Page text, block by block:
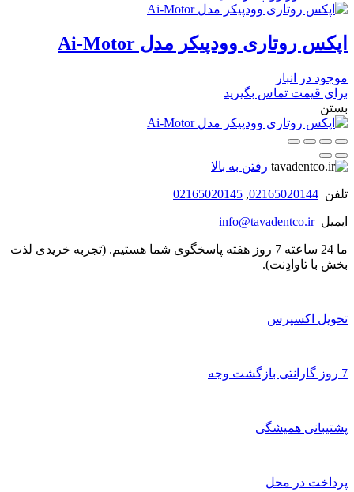
اپکس روتاری وودپیکر مدل Ai-Motor
موجود در انبار
برای قیمت تماس بگیرید
بستن
رفتن به بالا
تلفن 02165020144
,
02165020145
ایمیلinfo@tavadentco.ir
ما 24 ساعته 7 روز هفته پاسخگوی شما هستیم. (تجربه خریدی لذت
بخش با تاوادِنت).
تحویل اکسپرس
7 روز گارانتی بازگشت وجه
پشتیبانی همیشگی
پرداخت در محل